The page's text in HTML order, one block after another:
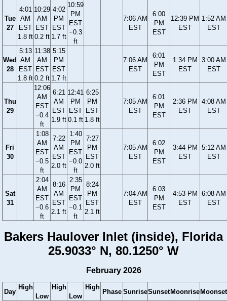
Tue
27
4:01
AM
EST
1.8 ft
10:29
AM
EST
0.2 ft
4:02
PM
EST
1.7 ft
10:59
PM
EST
−0.3
ft
7:06 AM
EST
6:00
PM
EST
12:39 PM
EST
1:52 AM
EST
Wed
28
5:13
AM
EST
1.8 ft
11:38
AM
EST
0.2 ft
5:15
PM
EST
1.7 ft
7:06 AM
EST
6:01
PM
EST
1:34 PM
EST
3:00 AM
EST
Thu
29
12:06
AM
EST
−0.4
ft
6:21
AM
EST
1.9 ft
12:41
PM
EST
0.1 ft
6:25
PM
EST
1.8 ft
7:05 AM
EST
6:01
PM
EST
2:36 PM
EST
4:08 AM
EST
Fri
30
1:08
AM
EST
−0.5
ft
7:22
AM
EST
2.0 ft
1:40
PM
EST
−0.0
ft
7:27
PM
EST
2.0 ft
7:05 AM
EST
6:02
PM
EST
3:44 PM
EST
5:12 AM
EST
Sat
31
2:04
AM
EST
−0.6
ft
8:16
AM
EST
2.1 ft
2:35
PM
EST
−0.1
ft
8:24
PM
EST
2.1 ft
7:04 AM
EST
6:03
PM
EST
4:53 PM
EST
6:08 AM
EST
Bakers Haulover Inlet (inside), Florida
25.9033° N, 80.1250° W
February 2026
Day
High
Low
High
Low
High
Phase SunriseSunset Moonrise Moonset